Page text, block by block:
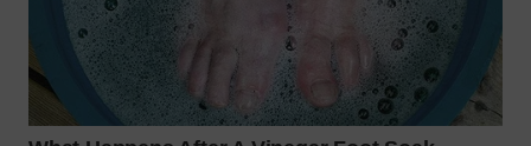
PADANG
LAWAS
SUMEDANG